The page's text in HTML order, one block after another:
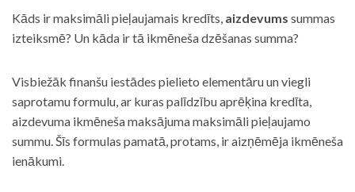
Kāds ir maksimāli pieļaujamais kredīts, aizdevums summas
izteiksmē? Un kāda ir tā ikmēneša dzēšanas summa?
Visbiežāk finanšu iestādes pielieto elementāru un viegli
saprotamu formulu, ar kuras palīdzību aprēķina kredīta,
aizdevuma ikmēneša maksājuma maksimāli pieļaujamo
summu. Šīs formulas pamatā, protams, ir aizņēmēja ikmēneša
ienākumi.